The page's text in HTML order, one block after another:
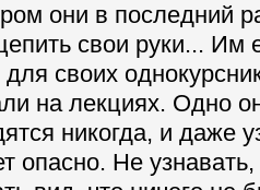
они в последний
свои руки... Им
своих
на лекциях. Одно
никогда, и даже
опасно. Не